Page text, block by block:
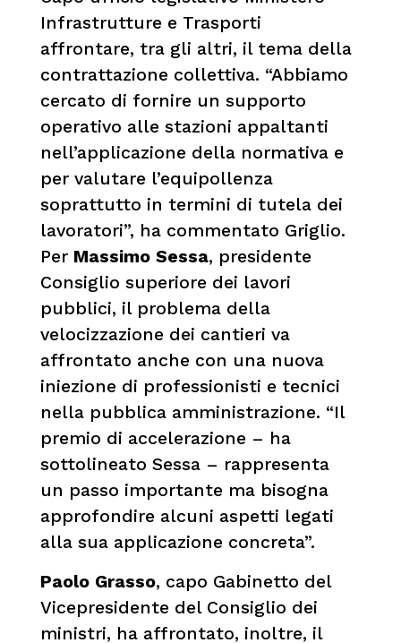
Infrastrutture e Trasporti
affrontare, tra gli altri, il tema della
contrattazione collettiva. “Abbiamo
cercato di fornire un supporto
operativo alle stazioni appaltanti
nell’applicazione della normativa e
per valutare l’equipollenza
soprattutto in termini di tutela dei
lavoratori”, ha commentato Griglio.
Per Massimo Sessa, presidente
Consiglio superiore dei lavori
pubblici, il problema della
velocizzazione dei cantieri va
affrontato anche con una nuova
iniezione di professionisti e tecnici
nella pubblica amministrazione. “Il
premio di accelerazione – ha
sottolineato Sessa – rappresenta
un passo importante ma bisogna
approfondire alcuni aspetti legati
alla sua applicazione concreta”.
Paolo Grasso, capo Gabinetto del
Vicepresidente del Consiglio dei
ministri, ha affrontato, inoltre, il